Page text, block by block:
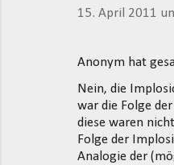
15. April 2011
Anonym hat
Nein, die
war die Folge
diese waren
Folge der
Analogie der